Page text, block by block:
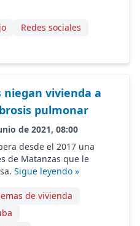
Redes sociales
vivienda a
pulmonar
de 2021, 08:00
desde el 2017 una
de Matanzas que le
Sigue leyendo »
de vivienda